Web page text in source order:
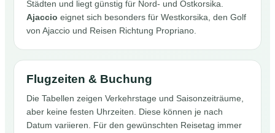
Städten und liegt günstig für Nord- und Ostkorsika.
Ajaccio eignet sich besonders für Westkorsika, den Golf
von Ajaccio und Reisen Richtung Propriano.
Flugzeiten & Buchung
Die Tabellen zeigen Verkehrstage und Saisonzeiträume,
aber keine festen Uhrzeiten. Diese können je nach
Datum variieren. Für den gewünschten Reisetag immer